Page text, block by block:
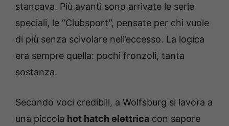
stancava. Più avanti sono arrivate le serie
speciali, le “Clubsport”, pensate per chi vuole
di più senza scivolare nell’eccesso. La logica
era sempre quella: pochi fronzoli, tanta
sostanza.
Secondo voci credibili, a Wolfsburg si lavora a
una piccola hot hatch elettrica con sapore